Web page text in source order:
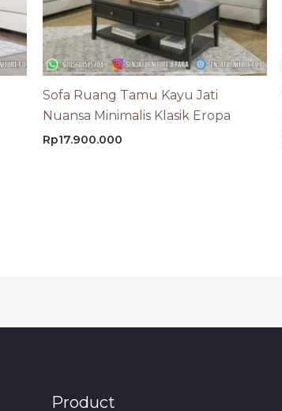
Sofa Ruang Tamu Kayu Jati
Nuansa Minimalis Klasik Eropa
Rp17.900.000
Product